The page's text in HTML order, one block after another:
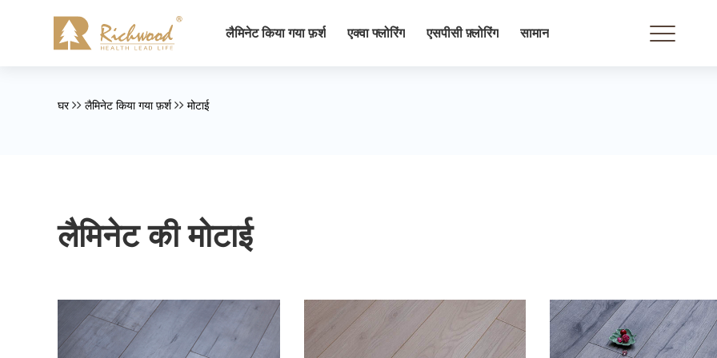
लैमिनेट किया गया फ़र्श एक्वा फ्लोरिंग एसपीसी फ़्लोरिंग सामान
घर लैमिनेट किया गया फ़र्श मोटाई
लैमिनेट की मोटाई